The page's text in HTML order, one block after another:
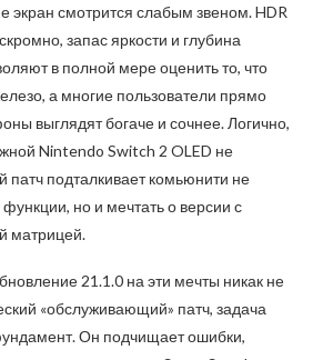
экран смотрится слабым звеном. HDR
запас яркости и глубина
в полной мере оценить то, что
а многие пользователи прямо
выглядят богаче и сочнее. Логично,
Nintendo Switch 2 OLED не
патч подталкивает комьюнити не
функции, но и мечтать о версии с
матрицей.
21.1.0 на эти мечты никак не
«обслуживающий» патч, задача
Он подчищает ошибки,